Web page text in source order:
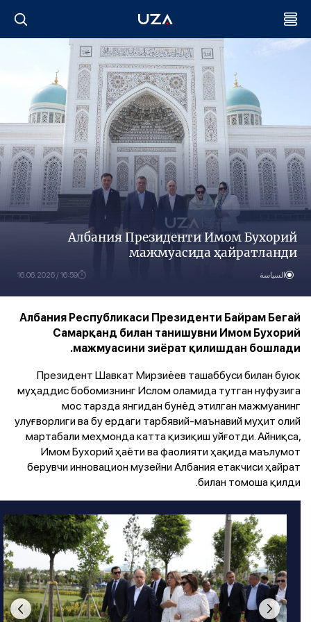
Албания Президенти Имом Бухорий
мажмуасида ҳайратланди
السياسة 16:59 / 16.06.2026
Албания Республикаси Президенти Байрам Бегай
Самарқанд билан танишувни Имом Бухорий
мажмуасини зиёрат қилишдан бошлади.
Президент Шавкат Мирзиёев ташаббуси билан буюк
муҳаддис бобомизнинг Ислом оламида тутган нуфузига
мос тарзда янгидан бунёд этилган мажмуанинг
улуғворлиги ва бу ердаги тарбявий-маънавий муҳит олий
мартабали меҳмонда катта қизиқиш уйғотди. Айниқса,
Имом Бухорий ҳаёти ва фаолияти ҳақида маълумот
берувчи инновацион музейни Албания етакчиси ҳайрат
билан томоша қилди.